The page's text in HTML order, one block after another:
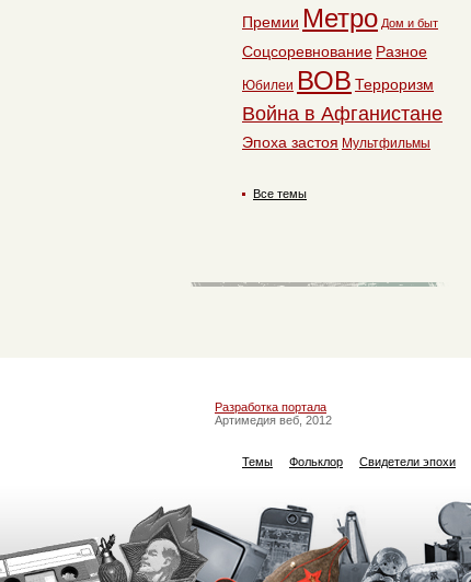
Премии Метро Дом и быт
Соцсоревнование Разное
Юбилеи ВОВ Терроризм
Война в Афганистане
Эпоха застоя Мультфильмы
Все темы
Разработка портала
Артимедия веб, 2012
Темы Фольклор Свидетели эпохи